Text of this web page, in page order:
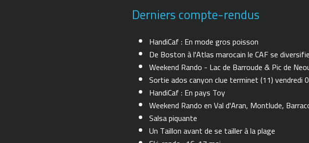
Derniers compte-rendus
HandiCaf : En mode gros poisson
De Boston à l'Atlas marocain le CAF se diversifie
Weekend Rando - Lac de Barroude & Pic de
Sortie ados canyon clue terminet (11) vendredi
HandiCaf : En pays Toy
Weekend Rando en Val d'Aran, Montlude,
Salsa piquante
Un Taillon avant de se tailler à la plage